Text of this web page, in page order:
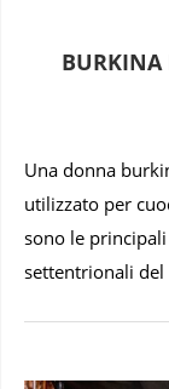
BURKINA
Una donna
utilizzato per
sono le
settentrionali